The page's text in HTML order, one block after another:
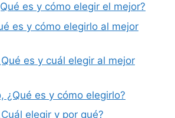
es y cómo elegir el mejor?
es y cómo elegirlo al mejor
es y cuál elegir al mejor
¿Qué es y cómo elegirlo?
elegir y por qué?